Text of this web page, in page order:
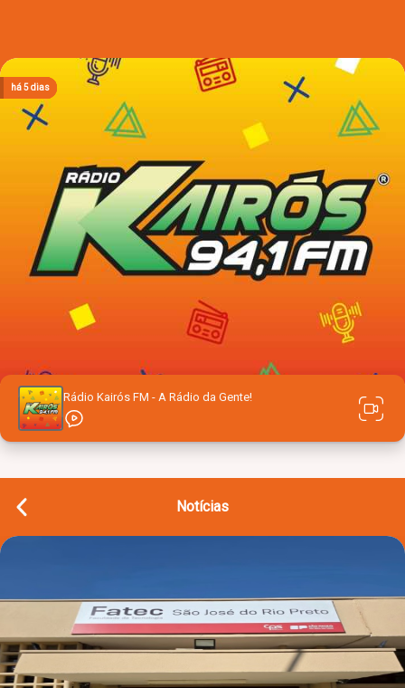
Rádio Kairós FM - A Rádio da Gente!
Notícias
há 2 dias
há 2 dias
há 2 dias
há 2 dias
há 5 dias